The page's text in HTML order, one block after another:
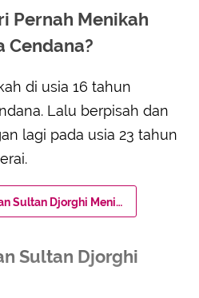
Pernah Menikah
Cendana?
di usia 16 tahun
Lalu berpisah dan
lagi pada usia 23 tahun
Kapan Annisa dan Sultan Djorghi Menikah?
Sultan Djorghi